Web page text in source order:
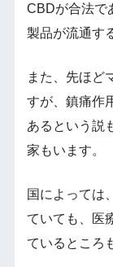
CBDが合法で
製品が流通す
また、先ほど
すが、鎮痛作
あるという説
家もいます。
国によっては
ていても、医
ているところ